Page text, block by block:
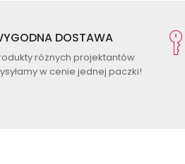
DOSTAWA
różnych projektantów
w cenie jednej paczki!